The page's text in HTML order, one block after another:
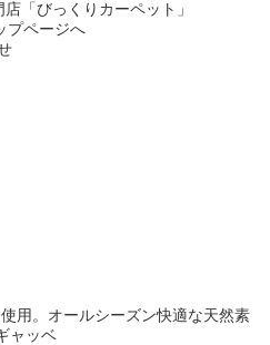
「びっくりカーペット」
用。オールシーズン快適な天然素
ャッベ